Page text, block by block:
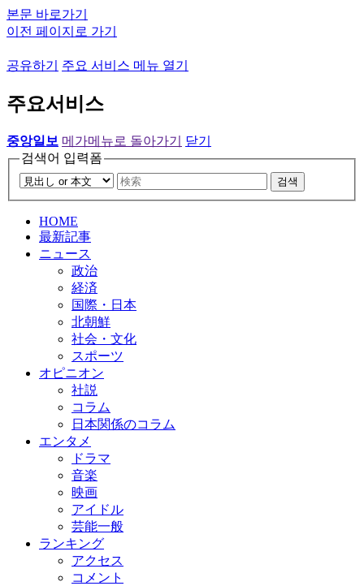
본문 바로가기
이전 페이지로 가기
공유하기 주요 서비스 메뉴 열기
주요서비스
중앙일보 메가메뉴로 돌아가기
닫기
검색어 입력폼
검색
HOME
最新記事
ニュース
政治
経済
国際・日本
北朝鮮
社会・文化
スポーツ
オピニオン
社説
コラム
日本関係のコラム
エンタメ
ドラマ
音楽
映画
アイドル
芸能一般
ランキング
アクセス
コメント